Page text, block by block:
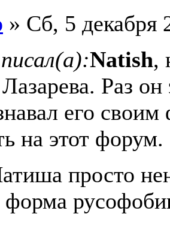
» Сб, 5 декабря
писал(а):Natish,
Раз
его
на этот форум.
просто
форма